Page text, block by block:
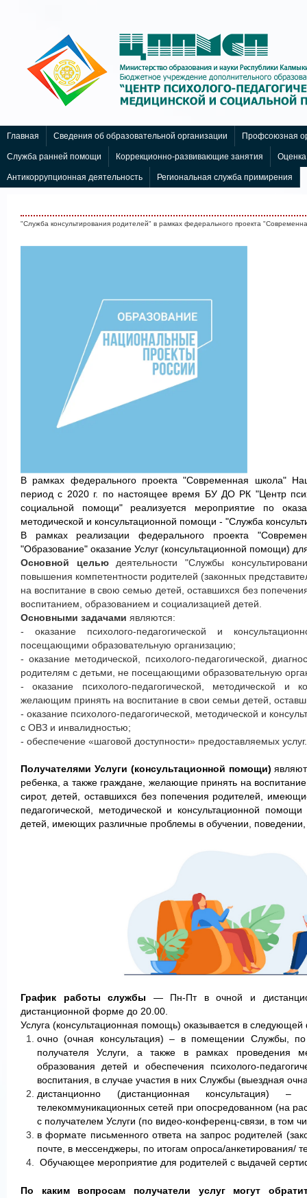
Главная Сведения об образовательной организации Профсоюзная
Служба ранней помощи Коррекционно-развивающие занятия Оценка
Антикоррупционная деятельность Региональная служба примирения
"Служба консультирования родителей" в рамках федерального проекта
В рамках федерального проекта "Современная школа"
период с 2020 г. по настоящее время БУ ДО РК "Центр
социальной помощи" реализуется мероприятие по
методической и консультационной помощи - "Служба
В рамках реализации федерального проекта
"Образование" оказание Услуг (консультационной помощи)
Основной цельюдеятельности "Службы
повышения компетентности родителей (законных
на воспитание в свою семью детей, оставшихся без
воспитанием, образованием и социализацией детей.
Основными задачами являются:
- оказание психолого-педагогической и
посещающими образовательную организацию;
- оказание методической, психолого-педагогической,
родителям с детьми, не посещающими образовательную
- оказание психолого-педагогической, методической и
желающим принять на воспитание в свои семьи детей,
- оказание психолого-педагогической, методической и
с ОВЗ и инвалидностью;
- обеспечение «шаговой доступности» предоставляемых услуг.
Получателями Услуги (консультационной помощи)
ребенка, а также граждане, желающие принять на
сирот, детей, оставшихся без попечения родителей,
педагогической, методической и консультационной
детей, имеющих различные проблемы в обучении,
График работы службы — Пн-Пт в очной и
дистанционной форме до 20.00.
Услуга (консультационная помощь) оказывается в
очно (очная консультация) – в помещении Службы, по
получателя Услуги, а также в рамках проведения
образования детей и обеспечения психолого-
воспитания, в случае участия в них Службы (выездная
дистанционно (дистанционная консультация)
телекоммуникационных сетей при опосредованном (на
с получателем Услуги (по видео-конференц-связи, в том
в формате письменного ответа на запрос родителей
почте, в мессенджеры, по итогам опроса/анкетирования/
Обучающее мероприятие для родителей с выдачей
По каким вопросам получатели услуг могут